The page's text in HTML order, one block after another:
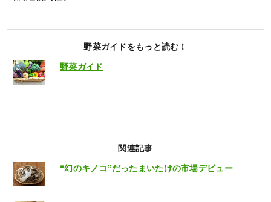
野菜ガイドをもっと読む！
野菜ガイド
関連記事
“幻のキノコ”だったまいたけの市場デビュー